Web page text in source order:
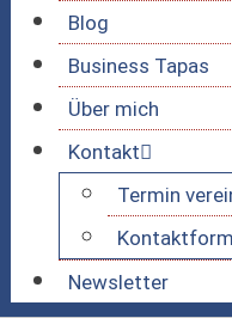
Blog
Business Tapas
Über mich
Kontakt
Termin
Newsletter